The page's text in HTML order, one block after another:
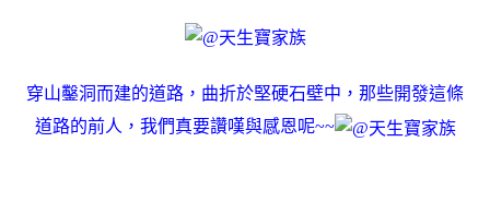
穿山鑿洞而建的道路，曲折於堅硬石壁中，那些開發這條
道路的前人，我們真要讚嘆與感恩呢~~